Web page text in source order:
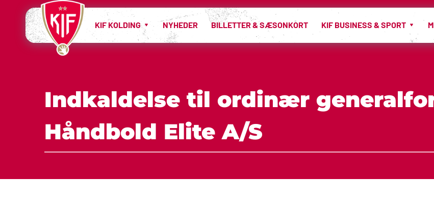
KIF KOLDING NYHEDER BILLETTER & SÆSONKORT KIF BUSINESS & SPORT
Indkaldelse til ordinær
Håndbold Elite A/S